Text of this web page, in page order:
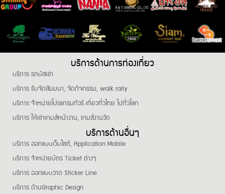
บริการด้านการท่องเที่ยว
บริการ รถบัสเช่า
บริการ รับจัดสัมมนา, จัดกิจกรรม, walk rally
บริการ จำหน่ายโปรแกรมทัวร์ เที่ยวทั่วไทย ไปทั่วโลก
บริการ ให้เช่าเกมส์หน้างาน, เกมส์งานวัด
บริการด้านอื่นๆ
บริการ ออกแบบเว็บไซต์, Application Mobile
บริการ จำหน่ายบัตร Ticket ต่างๆ
บริการ ออกแบบวาด Sticker Line
บริการ ด้านGraphic Design